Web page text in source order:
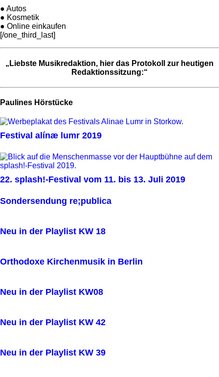
● Autos
● Kosmetik
● Online einkaufen
[/one_third_last]
„Liebste Musikredaktion, hier das Protokoll zur heutigen
Redaktionssitzung:“
Paulines Hörstücke
Festival alínæ lumr 2019
22. splash!-Festival vom 11. bis 13. Juli 2019
Sondersendung re;publica
Neu in der Playlist KW 18
Orthodoxe Kirchenmusik in Berlin
Neu in der Playlist KW08
Neu in der Playlist KW 42
Neu in der Playlist KW 39